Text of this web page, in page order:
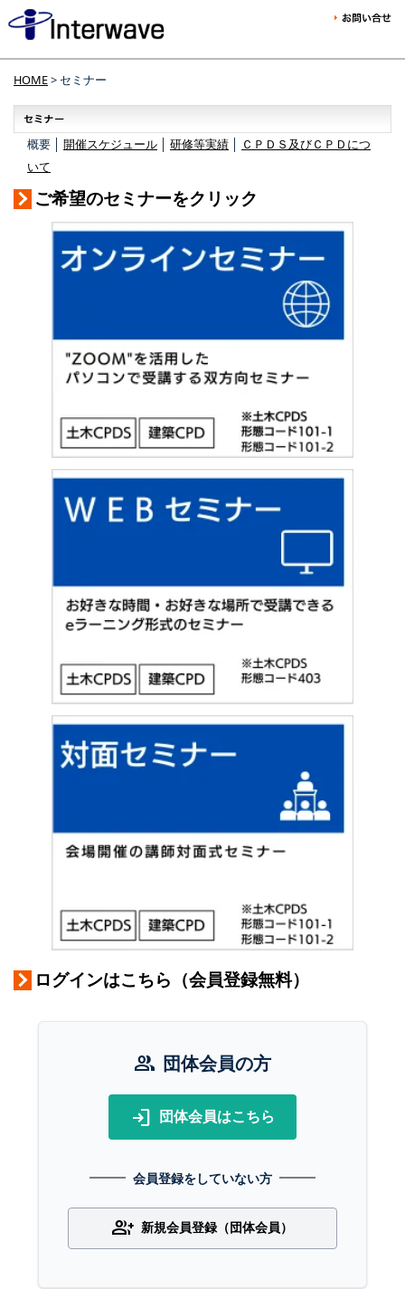
HOME> セミナー
概要 │ 開催スケジュール 研修等実績
ＣＰＤＳ及びＣＰＤにつ
いて
ご希望のセミナーをクリック
ログインはこちら（会員登録無料）
group 団体会員の方
login 団体会員はこちら
会員登録をしていない方
group_add 新規会員登録（団体会員）